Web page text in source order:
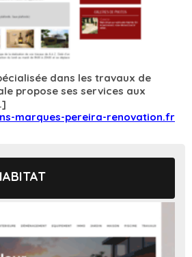
dans les travaux de
propose ses services aux
marques-pereira-renovation.fr